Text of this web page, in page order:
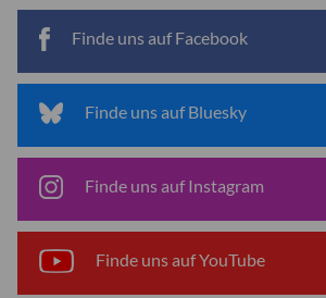
Finde uns auf Facebook
Finde uns auf Bluesky
Finde uns auf Instagram
Finde uns auf YouTube